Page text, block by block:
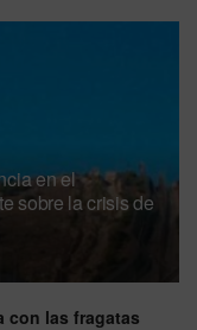
en el
sobre la crisis de
con las fragatas